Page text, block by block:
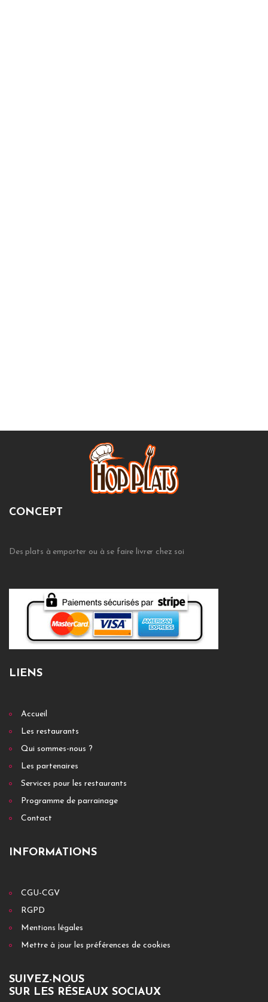
CONCEPT
Des plats à emporter ou à se faire livrer chez soi
LIENS
Accueil
Les restaurants
Qui sommes-nous ?
Les partenaires
Services pour les restaurants
Programme de parrainage
Contact
INFORMATIONS
CGU-CGV
RGPD
Mentions légales
Mettre à jour les préférences de cookies
SUIVEZ-NOUS
SUR LES RÉSEAUX SOCIAUX